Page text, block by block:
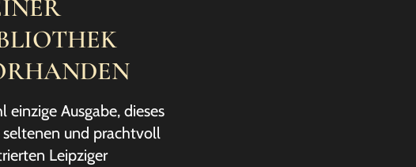
einzige Ausgabe, dieses
seltenen und prachtvoll
Leipziger